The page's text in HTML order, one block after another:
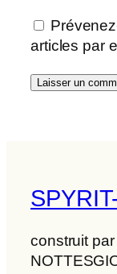
articles par
construit